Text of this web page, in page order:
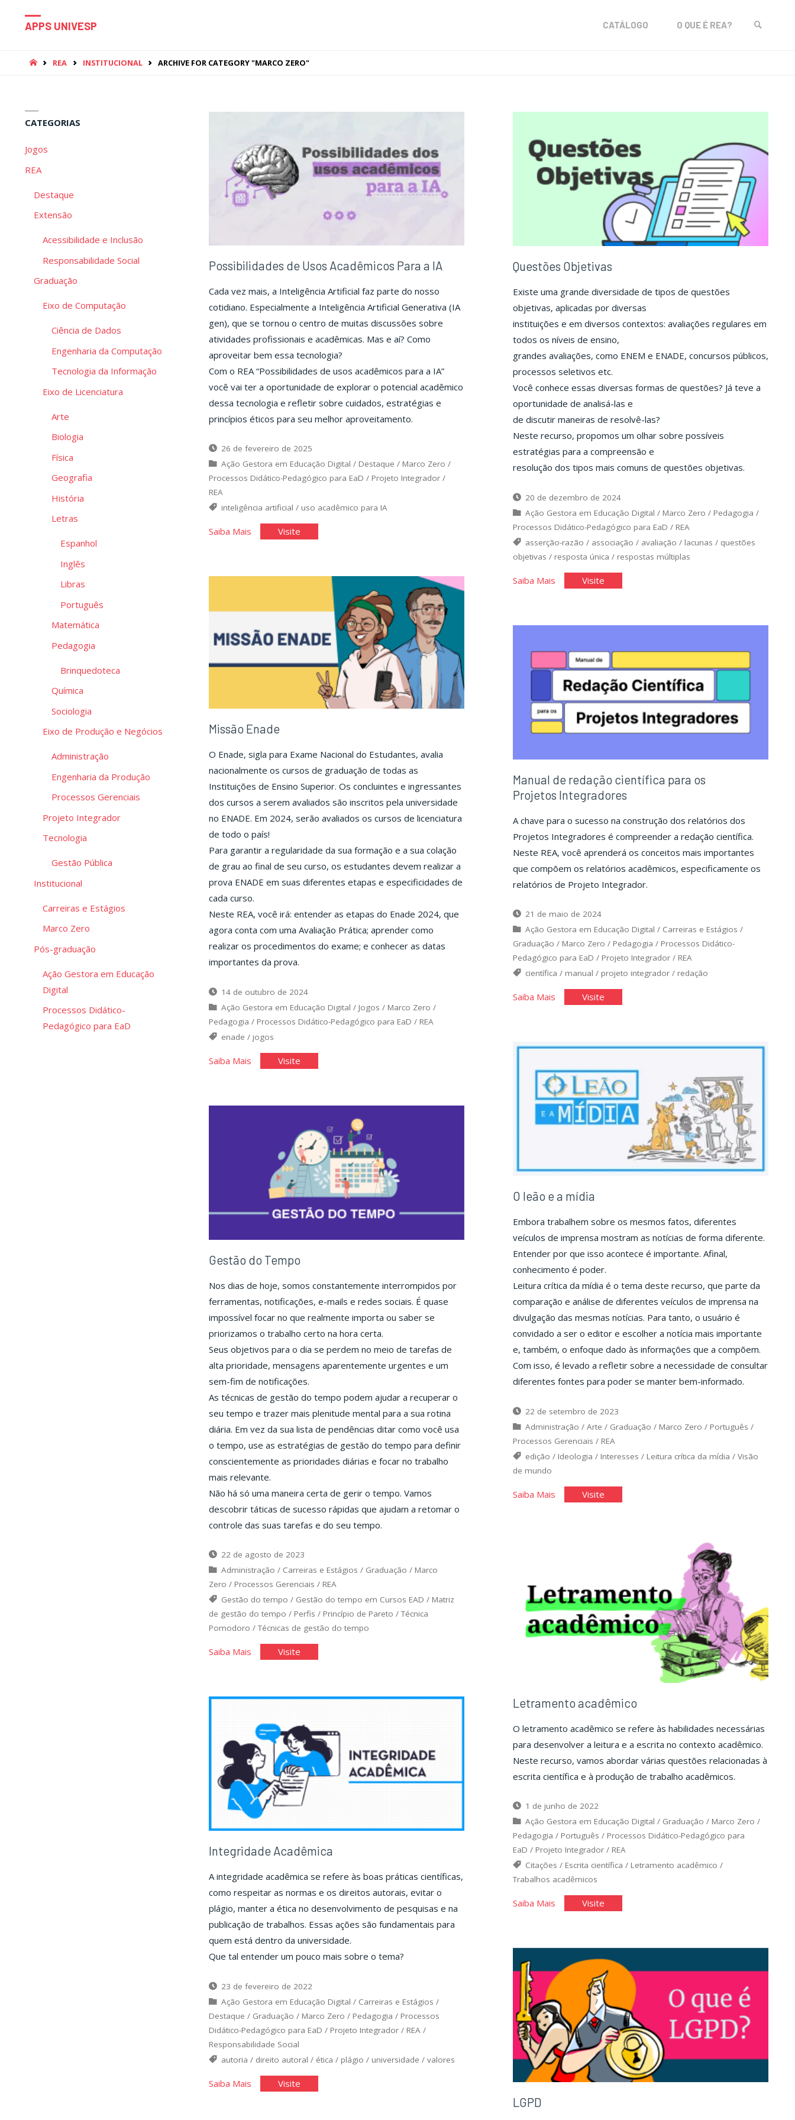
APPS UNIVESP CATÁLOGO O QUE É REA?
HOME
REA INSTITUCIONAL ARCHIVE FOR CATEGORY "MARCO ZERO"
Possibilidades de Usos Acadêmicos Para a IA
Cada vez mais, a Inteligência Artificial faz parte do nosso
cotidiano. Especialmente a Inteligência Artificial Generativa (IA
gen), que se tornou o centro de muitas discussões sobre
atividades profissionais e acadêmicas. Mas e aí? Como
aproveitar bem essa tecnologia?
Com o REA “Possibilidades de usos acadêmicos para a IA”
você vai ter a oportunidade de explorar o potencial acadêmico
dessa tecnologia e refletir sobre cuidados, estratégias e
princípios éticos para seu melhor aproveitamento.
26 de fevereiro de 2025
Ação Gestora em Educação Digital / Destaque / Marco Zero /
Processos Didático-Pedagógico para EaD / Projeto Integrador/
REA
inteligência artificial / uso acadêmico para IA
Saiba Mais"Possibilidades
Acadêmicos
a
IA"
Visite"Possibilidades
Acadêmicos
a
Questões Objetivas
Existe uma grande diversidade de tipos de questões
objetivas, aplicadas por diversas
instituições e em diversos contextos: avaliações regulares em
todos os níveis de ensino,
grandes avaliações, como ENEM e ENADE, concursos públicos,
processos seletivos etc.
Você conhece essas diversas formas de questões? Já teve a
oportunidade de analisá-las e
de discutir maneiras de resolvê-las?
Neste recurso, propomos um olhar sobre possíveis
estratégias para a compreensão e
resolução dos tipos mais comuns de questões objetivas.
20 de dezembro de 2024
Ação Gestora em Educação Digital / Marco Zero / Pedagogia /
Processos Didático-Pedagógico para EaD / REA
asserção-razão / associação / avaliação / lacunas / questões
objetivas / resposta única / respostas múltiplas
Saiba Mais"Questões
Visite"Questões
Missão Enade
O Enade, sigla para Exame Nacional do Estudantes, avalia
nacionalmente os cursos de graduação de todas as
Instituições de Ensino Superior. Os concluintes e ingressantes
dos cursos a serem avaliados são inscritos pela universidade
no ENADE. Em 2024, serão avaliados os cursos de licenciatura
de todo o país!
Para garantir a regularidade da sua formação e a sua colação
de grau ao final de seu curso, os estudantes devem realizar a
prova ENADE em suas diferentes etapas e especificidades de
cada curso.
Neste REA, você irá: entender as etapas do Enade 2024, que
agora conta com uma Avaliação Prática; aprender como
realizar os procedimentos do exame; e conhecer as datas
importantes da prova.
14 de outubro de 2024
Ação Gestora em Educação Digital / Jogos / Marco Zero /
Pedagogia / Processos Didático-Pedagógico para EaD / REA
enade / jogos
Saiba Mais"MissãoVisite"Missão
Manual de redação científica para os
Projetos Integradores
A chave para o sucesso na construção dos relatórios dos
Projetos Integradores é compreender a redação científica.
Neste REA, você aprenderá os conceitos mais importantes
que compõem os relatórios acadêmicos, especificamente os
relatórios de Projeto Integrador.
21 de maio de 2024
Ação Gestora em Educação Digital / Carreiras e Estágios /
Graduação / Marco Zero / Pedagogia / Processos Didático-
Pedagógico para EaD / Projeto Integrador/ REA
científica / manual / projeto integrador / redação
Saiba Mais"Manual
científica
os
Projetos
Integradores"
Visite"Manual
científica
os
Projetos
Integradores"
O leão e a mídia
Embora trabalhem sobre os mesmos fatos, diferentes
veículos de imprensa mostram as notícias de forma diferente.
Entender por que isso acontece é importante. Afinal,
conhecimento é poder.
Leitura crítica da mídia é o tema deste recurso, que parte da
comparação e análise de diferentes veículos de imprensa na
divulgação das mesmas notícias. Para tanto, o usuário é
convidado a ser o editor e escolher a notícia mais importante
e, também, o enfoque dado às informações que a compõem.
Com isso, é levado a refletir sobre a necessidade de consultar
diferentes fontes para poder se manter bem-informado.
22 de setembro de 2023
Administração /Arte / Graduação / Marco Zero / Português /
Processos Gerenciais / REA
edição / Ideologia / Interesses / Leitura crítica da mídia /Visão
de mundo
Saiba Mais"O
Visite"O
Gestão do Tempo
Nos dias de hoje, somos constantemente interrompidos por
ferramentas, notificações, e-mails e redes sociais. É quase
impossível focar no que realmente importa ou saber se
priorizamos o trabalho certo na hora certa.
Seus objetivos para o dia se perdem no meio de tarefas de
alta prioridade, mensagens aparentemente urgentes e um
sem-fim de notificações.
As técnicas de gestão do tempo podem ajudar a recuperar o
seu tempo e trazer mais plenitude mental para a sua rotina
diária. Em vez da sua lista de pendências ditar como você usa
o tempo, use as estratégias de gestão do tempo para definir
conscientemente as prioridades diárias e focar no trabalho
mais relevante.
Não há só uma maneira certa de gerir o tempo. Vamos
descobrir táticas de sucesso rápidas que ajudam a retomar o
controle das suas tarefas e do seu tempo.
22 de agosto de 2023
Administração / Carreiras e Estágios / Graduação / Marco
Zero / Processos Gerenciais / REA
Gestão do tempo / Gestão do tempo em Cursos EAD / Matriz
de gestão do tempo / Perfis / Princípio de Pareto /Técnica
Pomodoro /Técnicas de gestão do tempo
Saiba Mais"GestãoVisite"Gestão
Letramento acadêmico
O letramento acadêmico se refere às habilidades necessárias
para desenvolver a leitura e a escrita no contexto acadêmico.
Neste recurso, vamos abordar várias questões relacionadas à
escrita científica e à produção de trabalho acadêmicos.
1 de junho de 2022
Ação Gestora em Educação Digital / Graduação / Marco Zero /
Pedagogia / Português / Processos Didático-Pedagógico para
EaD / Projeto Integrador/ REA
Citações / Escrita científica / Letramento acadêmico /
Trabalhos acadêmicos
Saiba Mais"Letramento
Visite"Letramento
Integridade Acadêmica
A integridade acadêmica se refere às boas práticas científicas,
como respeitar as normas e os direitos autorais, evitar o
plágio, manter a ética no desenvolvimento de pesquisas e na
publicação de trabalhos. Essas ações são fundamentais para
quem está dentro da universidade.
Que tal entender um pouco mais sobre o tema?
23 de fevereiro de 2022
Ação Gestora em Educação Digital / Carreiras e Estágios /
Destaque / Graduação / Marco Zero / Pedagogia / Processos
Didático-Pedagógico para EaD / Projeto Integrador/ REA/
Responsabilidade Social
autoria / direito autoral / ética / plágio / universidade /valores
Saiba Mais"Integridade
Visite"Integridade
LGPD
CATEGORIAS
Jogos
REA
Destaque
Extensão
Acessibilidade e Inclusão
Responsabilidade Social
Graduação
Eixo de Computação
Ciência de Dados
Engenharia da Computação
Tecnologia da Informação
Eixo de Licenciatura
Arte
Biologia
Física
Geografia
História
Letras
Espanhol
Inglês
Libras
Português
Matemática
Pedagogia
Brinquedoteca
Química
Sociologia
Eixo de Produção e Negócios
Administração
Engenharia da Produção
Processos Gerenciais
Projeto Integrador
Tecnologia
Gestão Pública
Institucional
Carreiras e Estágios
Marco Zero
Pós-graduação
Ação Gestora em Educação
Digital
Processos Didático-
Pedagógico para EaD